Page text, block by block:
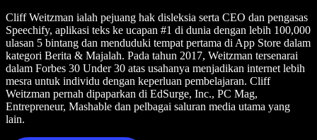
Cliff Weitzman ialah pejuang hak disleksia serta CEO dan pengasas
Speechify, aplikasi teks ke ucapan #1 di dunia dengan lebih 100,000
ulasan 5 bintang dan menduduki tempat pertama di App Store dalam
kategori Berita & Majalah. Pada tahun 2017, Weitzman tersenarai
dalam Forbes 30 Under 30 atas usahanya menjadikan internet lebih
mesra untuk individu dengan keperluan pembelajaran. Cliff
Weitzman pernah dipaparkan di EdSurge, Inc., PC Mag,
Entrepreneur, Mashable dan pelbagai saluran media utama yang
lain.